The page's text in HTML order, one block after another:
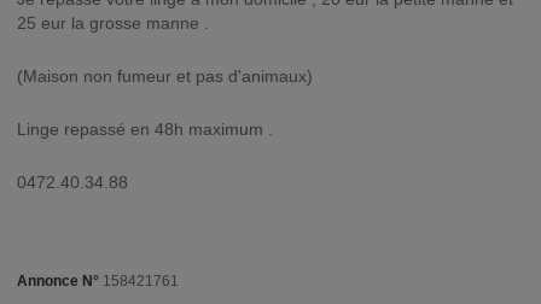
25 eur la grosse manne .
(Maison non fumeur et pas d'animaux)
Linge repassé en 48h maximum .
0472.40.34.88
Annonce N° 158421761